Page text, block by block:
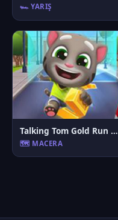
🏎️ YARIŞ
Talking Tom Gold Run Online
🗺️ MACERA